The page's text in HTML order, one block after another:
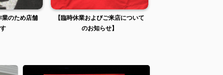
びご来店について
知らせ】
【臨時休業およびご来店について
のお知らせ】